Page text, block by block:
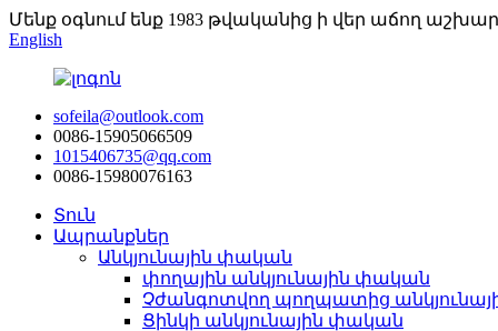
Մենք օգնում ենք 1983 թվականից ի վեր աճող
English
sofeila@outlook.com
0086-15905066509
1015406735@qq.com
0086-15980076163
Տուն
Ապրանքներ
Անկյունային փական
փողային անկյունային փական
Չժանգոտվող պողպատից
Ցինկի անկյունային փական